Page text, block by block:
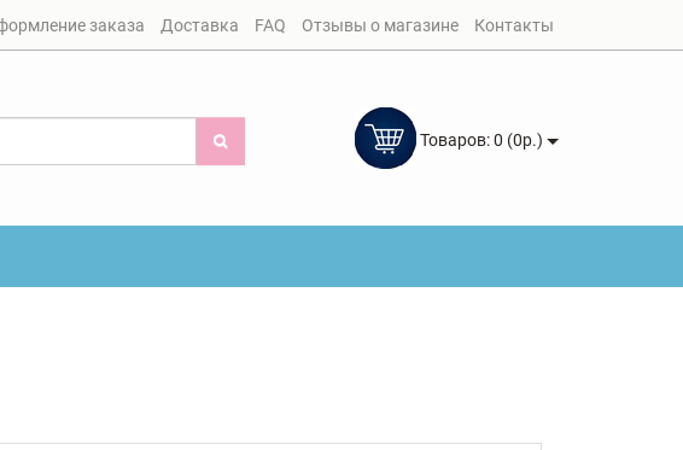
заказа Доставка FAQ Отзывы о магазине Контакты
Товаров: 0 (0р.)